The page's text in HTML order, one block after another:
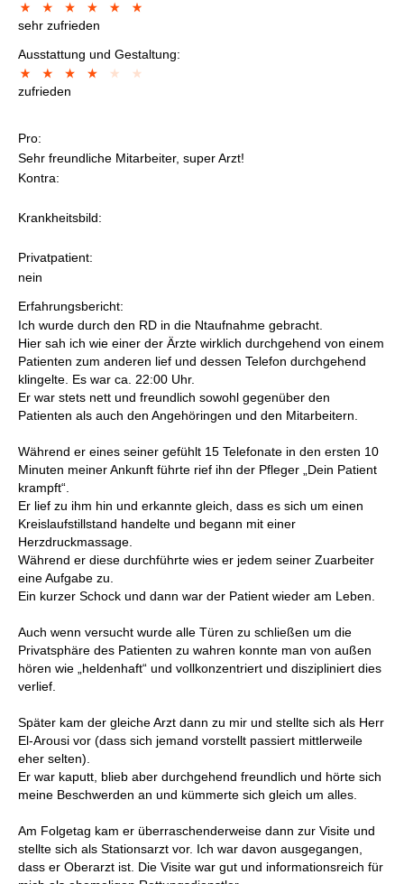
sehr zufrieden
Ausstattung und Gestaltung:
zufrieden
Pro:
Sehr freundliche Mitarbeiter, super Arzt!
Kontra:
Krankheitsbild:
Privatpatient:
nein
Erfahrungsbericht:
Ich wurde durch den RD in die Ntaufnahme gebracht.
Hier sah ich wie einer der Ärzte wirklich durchgehend von einem
Patienten zum anderen lief und dessen Telefon durchgehend
klingelte. Es war ca. 22:00 Uhr.
Er war stets nett und freundlich sowohl gegenüber den
Patienten als auch den Angehöringen und den Mitarbeitern.
Während er eines seiner gefühlt 15 Telefonate in den ersten 10
Minuten meiner Ankunft führte rief ihn der Pfleger „Dein Patient
krampft“.
Er lief zu ihm hin und erkannte gleich, dass es sich um einen
Kreislaufstillstand handelte und begann mit einer
Herzdruckmassage.
Während er diese durchführte wies er jedem seiner Zuarbeiter
eine Aufgabe zu.
Ein kurzer Schock und dann war der Patient wieder am Leben.
Auch wenn versucht wurde alle Türen zu schließen um die
Privatsphäre des Patienten zu wahren konnte man von außen
hören wie „heldenhaft“ und vollkonzentriert und diszipliniert dies
verlief.
Später kam der gleiche Arzt dann zu mir und stellte sich als Herr
El-Arousi vor (dass sich jemand vorstellt passiert mittlerweile
eher selten).
Er war kaputt, blieb aber durchgehend freundlich und hörte sich
meine Beschwerden an und kümmerte sich gleich um alles.
Am Folgetag kam er überraschenderweise dann zur Visite und
stellte sich als Stationsarzt vor. Ich war davon ausgegangen,
dass er Oberarzt ist. Die Visite war gut und informationsreich für